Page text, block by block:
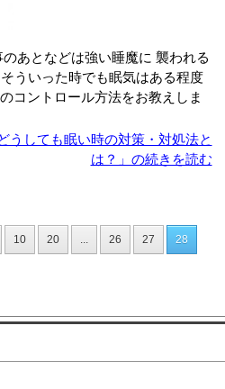
あとなどは強い睡魔に 襲われる
ういった時でも眠気はある程度
コントロール方法をお教えしま
うしても眠い時の対策・対処法と
は？」の続きを読む
10 20 ... 26 27 28